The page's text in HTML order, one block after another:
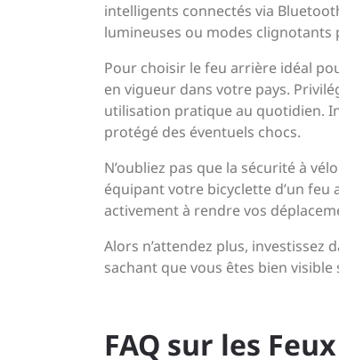
intelligents connectés via
lumineuses ou modes clignotants
Pour choisir le feu arrière idéal
en vigueur dans votre pays.
utilisation pratique au quotidien.
protégé des éventuels chocs.
N’oubliez pas que la sécurité à
équipant votre bicyclette d’un
activement à rendre vos
Alors n’attendez plus,
sachant que vous êtes bien
FAQ sur les